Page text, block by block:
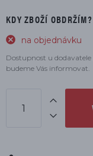
KDY ZBOŽÍ OBDRŽÍM?
na objednávku
Dostupnost u
budeme Vás informovat.